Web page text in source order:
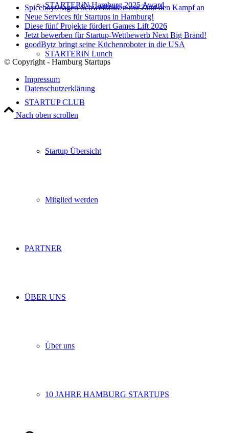
STARTERiN Hamburg 2025 Award
STARTERiN Lunch
STARTUP CLUB
Startup Übersicht
Mitglied werden
PARTNER
ÜBER UNS
Über uns
10 JAHRE HAMBURG STARTUPS
Spiceboys sagen Schweißfüßen mit Zimt den Kampf an
Neue Services für Startups in Hamburg!
Diese fünf Projekte fördert Games Lift 2026
Jetzt bewerben für Startup-Wettbewerb Next Big Brand!
goodBytz bringt seine Küchenroboter in die USA
© Copyright - Hamburg Startups
Impressum
Datenschutzerklärung
Nach oben scrollen